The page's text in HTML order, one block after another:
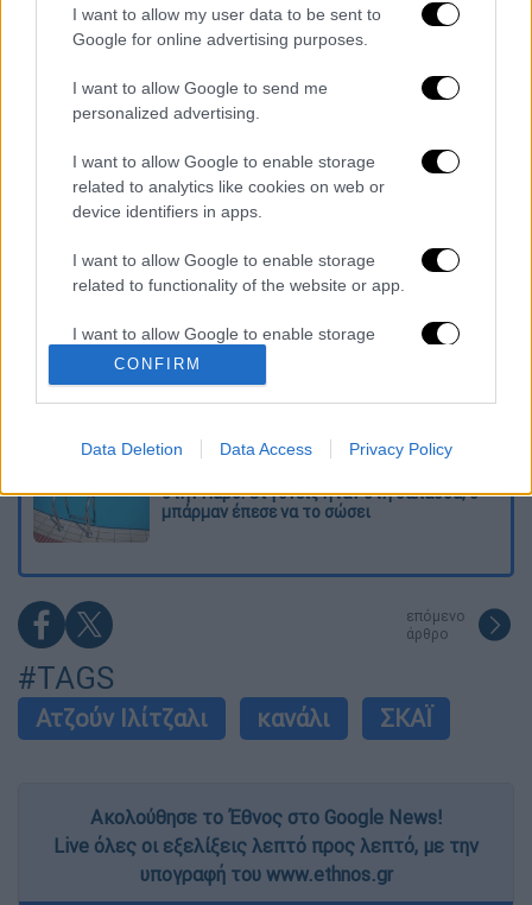
I want to allow my user data to be sent to
Google for online advertising purposes.
I want to allow Google to send me
personalized advertising.
I want to allow Google to enable storage
related to analytics like cookies on web or
device identifiers in apps.
I want to allow Google to enable storage
related to functionality of the website or app.
I want to allow Google to enable storage
related to personalization.
I want to allow Google to enable storage
functionality and fraud prevention, and other
CONFIRM
Data Deletion Data Access Privacy Policy
καταχώρηση
Συνελήφθησαν δύο μέλη μαφίας στο
Παλαιό Φάληρο - Οι εκβιασμοί, οι
ξυλοδαρμοί και τα προσωνύμια «πίτμπουλ»
Βίντεο-σοκ από το μακελειό σε σχολείο
στην Ταϊλάνδη: Η στιγμή που ο 14χρονος
ανοίγει πυρ - Στους 9 ανέβηκαν οι νεκροί
Νέα αποχώρηση από το κόμμα Καρυστιανού:
στην Πάρο: Οι γονείς ήταν στη θάλασσα, ο
μπάρμαν έπεσε να το σώσει
επόμενο
άρθρο
#TAGS
Ατζούν Ιλίτζαλι κανάλι ΣΚΑΪ
Ακολούθησε το Έθνος στο Google News!
Live όλες οι εξελίξεις λεπτό προς λεπτό, με την
υπογραφή του www.ethnos.gr